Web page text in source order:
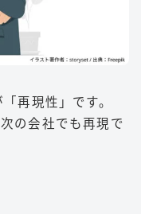
再現性」です。
の会社でも再現で